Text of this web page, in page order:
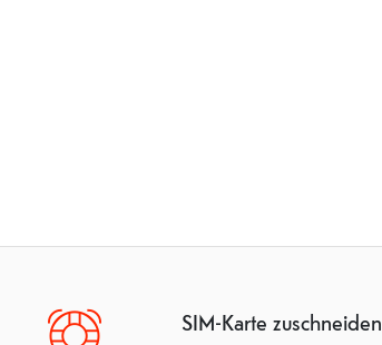
SIM-Karte zuschneiden